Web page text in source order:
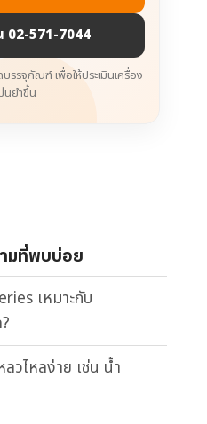
02-571-7044
รรจุภัณฑ์ เพื่อให้ประเมินเครื่อง
นยำขึ้น
มที่พบบ่อย
เหมาะกับ
ลวไหลง่าย เช่น น้ำ